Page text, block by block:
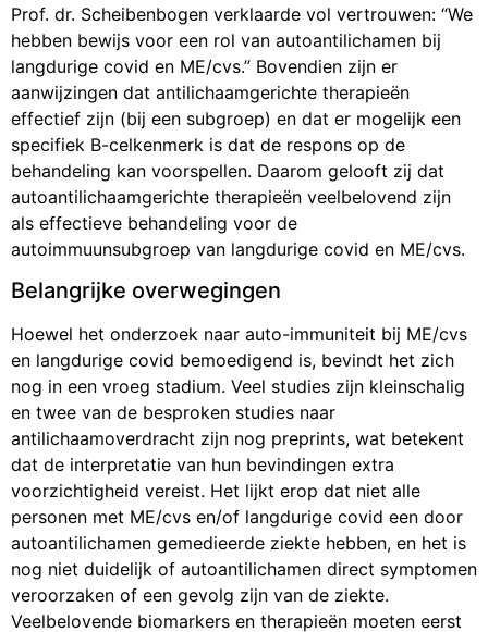
Prof. dr. Scheibenbogen verklaarde vol vertrouwen: “We
hebben bewijs voor een rol van autoantilichamen bij
langdurige covid en ME/cvs.” Bovendien zijn er
aanwijzingen dat antilichaamgerichte therapieën
effectief zijn (bij een subgroep) en dat er mogelijk een
specifiek B-celkenmerk is dat de respons op de
behandeling kan voorspellen. Daarom gelooft zij dat
autoantilichaamgerichte therapieën veelbelovend zijn
als effectieve behandeling voor de
autoimmuunsubgroep van langdurige covid en ME/cvs.
Belangrijke overwegingen
Hoewel het onderzoek naar auto-immuniteit bij ME/cvs
en langdurige covid bemoedigend is, bevindt het zich
nog in een vroeg stadium. Veel studies zijn kleinschalig
en twee van de besproken studies naar
antilichaamoverdracht zijn nog preprints, wat betekent
dat de interpretatie van hun bevindingen extra
voorzichtigheid vereist. Het lijkt erop dat niet alle
personen met ME/cvs en/of langdurige covid een door
autoantilichamen gemedieerde ziekte hebben, en het is
nog niet duidelijk of autoantilichamen direct symptomen
veroorzaken of een gevolg zijn van de ziekte.
Veelbelovende biomarkers en therapieën moeten eerst